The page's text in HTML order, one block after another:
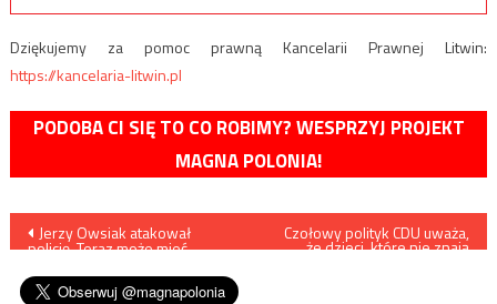
Dziękujemy za pomoc prawną Kancelarii Prawnej Litwin:
https://kancelaria-litwin.pl
PODOBA CI SIĘ TO CO ROBIMY? WESPRZYJ PROJEKT
MAGNA POLONIA!
Nawigacja
wpisu
Jerzy Owsiak atakował
policję. Teraz może mieć
Czołowy polityk CDU uważa,
że dzieci, które nie znają